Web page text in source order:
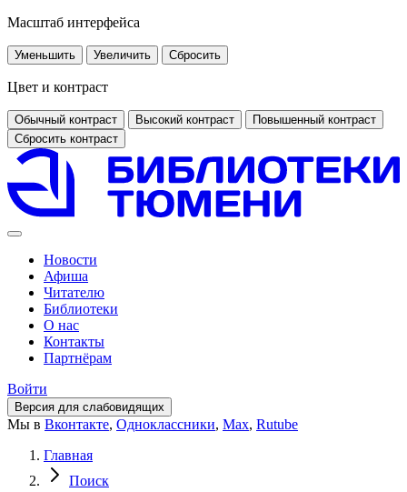
Масштаб интерфейса
Уменьшить Увеличить Сбросить
Цвет и контраст
Обычный контраст Высокий контраст
Повышенный контраст
Сбросить контраст
Новости
Афиша
Читателю
Библиотеки
О нас
Контакты
Партнёрам
Войти
Версия для слабовидящих
Мы в Вконтакте, Одноклассники, Max, Rutube
Главная
Поиск